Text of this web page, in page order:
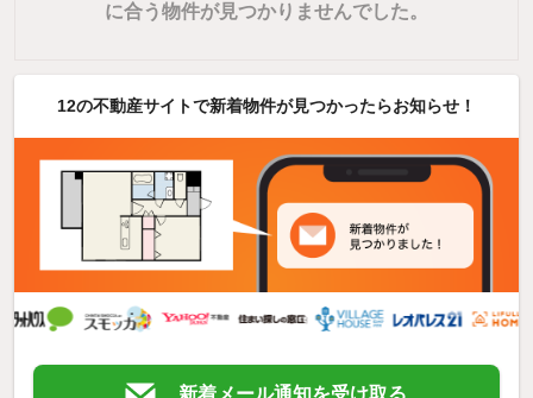
に合う物件が見つかりませんでした。
12の不動産サイトで新着物件が見つかったらお知らせ！
新着メール通知を受け取る